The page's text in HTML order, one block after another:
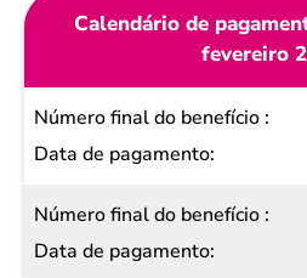
Calendário de
fevereiro
Número
final do
Data de
pagamento